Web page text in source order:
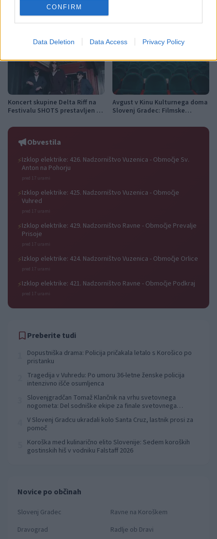
CONFIRM
Data Deletion Data Access Privacy Policy
Plohe in nevihte bodo do
V Črni na Koroškem se začenja
teden s kar 70 dogodki
Koncert skupine Delta Riff na
Festivalu SHOTS prestavljen na
Avgust v Kinu Kulturnega doma
Slovenj Gradec: Filmske
počitniški kino
Obvestila
⚡Izklop elektrike: 426. Nadzorništvo Vuzenica - Območje Sv.
Anton na Pohorju
pred 17 urami
⚡Izklop elektrike: 425. Nadzorništvo Vuzenica - Območje
Vuhred
pred 17 urami
⚡Izklop elektrike: 429. Nadzorništvo Ravne - Območje Prevalje
Prisoje
pred 17 urami
⚡Izklop elektrike: 424. Nadzorništvo Vuzenica - Območje Orlice
pred 17 urami
⚡Izklop elektrike: 421. Nadzorništvo Ravne - Območje Podkraj
pred 17 urami
Preberite tudi
Dopustniška drama: Policija pričakala letalo s Korošico po
pristanku
Tragedija v Vuhredu: Po umoru 36-letne ženske policija
intenzivno išče osumljenca
Slovenjgradčan Tomaž Klančnik na vrhu svetovnega
nogometa: Del sodniške ekipe za finale svetovnega
V Slovenj Gradcu ukradali kolo Santa Cruz, lastnik prosi za
pomoč
Koroška med kulinarično elito Slovenije: Sedem koroških
gostinskih hiš v vodniku Falstaff 2026
Novice po občinah
Slovenj Gradec
Ravne na Koroškem
Dravograd
Radlje ob Dravi